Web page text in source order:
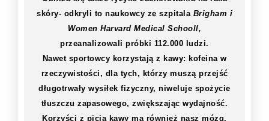
skóry- odkryli to naukowcy ze szpitala Brigham i
Women Harvard Medical Schooll,
przeanalizowali próbki 112.000 ludzi.
Nawet sportowcy korzystają z kawy: kofeina w
rzeczywistości, dla tych, którzy muszą przejść
długotrwały wysiłek fizyczny, niweluje spożycie
tłuszczu zapasowego, zwiększając wydajność.
Korzyści z picia kawy ma również nasz mózg.